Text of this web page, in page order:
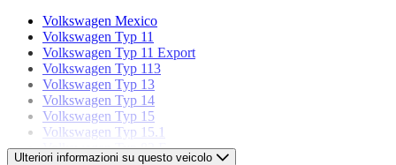
Volkswagen Mexico
Volkswagen Typ 11
Volkswagen Typ 11 Export
Volkswagen Typ 113
Volkswagen Typ 13
Volkswagen Typ 14
Volkswagen Typ 15
Volkswagen Typ 15.1
Volkswagen Typ 82 E
Ulteriori informazioni su questo veicolo